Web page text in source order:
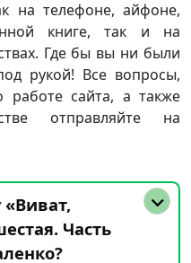
на телефоне, айфоне,
книге, так и на
Где бы вы ни были
рукой! Все вопросы,
сайта, а также
отправляйте на
Часть